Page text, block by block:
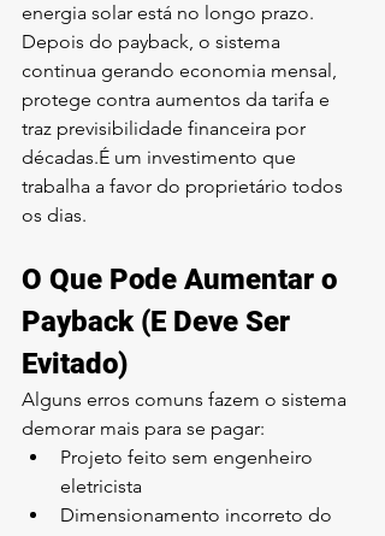
energia solar está no longo prazo.
Depois do payback, o sistema
continua gerando economia mensal,
protege contra aumentos da tarifa e
traz previsibilidade financeira por
décadas.É um investimento que
trabalha a favor do proprietário todos
os dias.
O Que Pode Aumentar o
Payback (E Deve Ser
Evitado)
Alguns erros comuns fazem o sistema
demorar mais para se pagar:
Projeto feito sem engenheiro
eletricista
Dimensionamento incorreto do